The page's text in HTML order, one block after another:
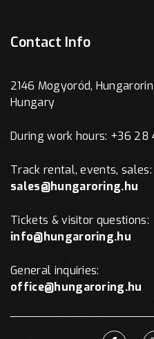
Contact Info
2146 Mogyoród,
Hungary
During work hours: +36 28
Track rental, events, sales:
sales@hungaroring.hu
Tickets & visitor questions:
info@hungaroring.hu
General inquiries:
office@hungaroring.hu